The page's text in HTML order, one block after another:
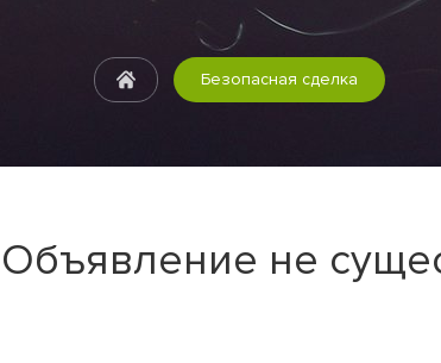
Безопасная сделка
Объявление не